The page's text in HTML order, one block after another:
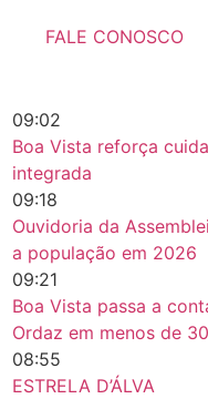
FALE CONOSCO
09:02
Boa Vista reforça
integrada
09:18
Ouvidoria da
a população em 2026
09:21
Boa Vista passa a
Ordaz em menos de
08:55
ESTRELA D’ÁLVA